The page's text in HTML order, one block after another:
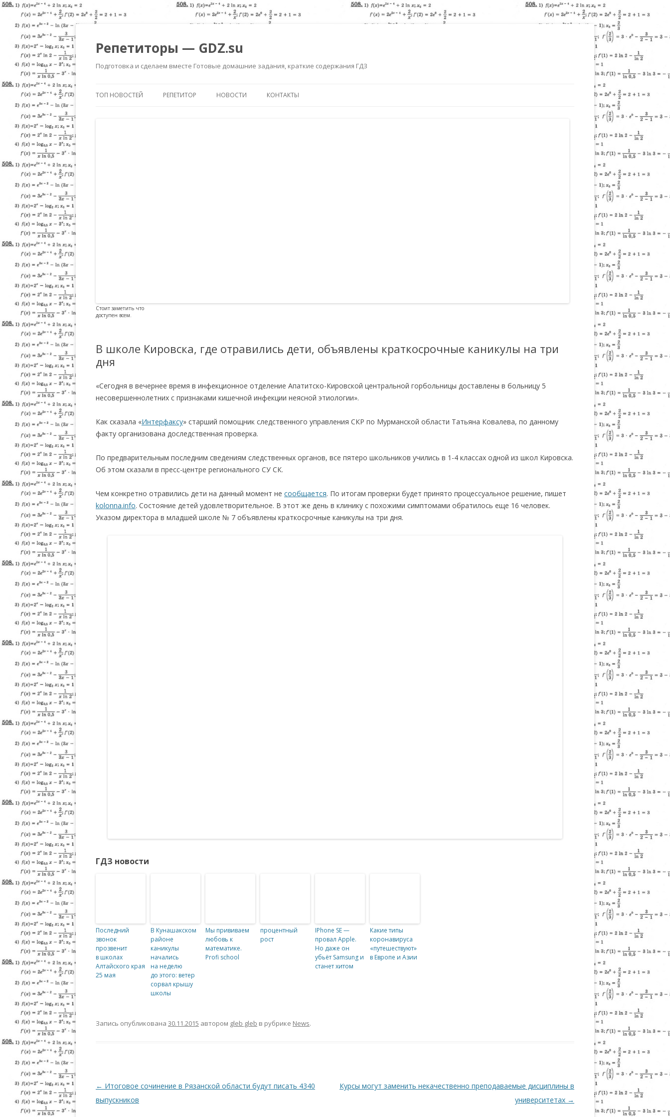
Репетиторы — GDZ.su
Подготовка и сделаем вместе Готовые домашние задания, краткие содержания ГДЗ
ТОП НОВОСТЕЙ РЕПЕТИТОР НОВОСТИ КОНТАКТЫ
Стоит заметить что
доступен всем.
В школе Кировска, где отравились дети, объявлены краткосрочные каникулы на три
дня
«Сегодня в вечернее время в инфекционное отделение Апатитско-Кировской центральной горбольницы доставлены в больницу 5
несовершеннолетних с признаками кишечной инфекции неясной этиологии».
Как сказала «Интерфаксу» старший помощник следственного управления СКР по Мурманской области Татьяна Ковалева, по данному
факту организована доследственная проверка.
По предварительным последним сведениям следственных органов, все пятеро школьников учились в 1-4 классах одной из школ Кировска.
Об этом сказали в пресс-центре регионального СУ СК.
Чем конкретно отравились дети на данный момент не сообщается. По итогам проверки будет принято процессуальное решение, пишет
kolonna.info. Состояние детей удовлетворительное. В этот же день в клинику с похожими симптомами обратилось еще 16 человек.
Указом директора в младшей школе № 7 объявлены краткосрочные каникулы на три дня.
ГДЗ новости
Последний
звонок
прозвенит
в школах
Алтайского края
25 мая
В Кунашакском
районе
каникулы
начались
на неделю
до этого: ветер
сорвал крышу
школы
Мы прививаем
любовь к
математике.
Profi school
процентный
рост
IPhone SE —
провал Apple.
Но даже он
убьёт Samsung и
станет хитом
Какие типы
коронавируса
«путешествуют»
в Европе и Азии
Запись опубликована 30.11.2015 автором gleb gleb в рубрике News.
Навигация по записям
← Итоговое сочинение в Рязанской области будут писать 4340
выпускников
Курсы могут заменить некачественно преподаваемые дисциплины в
университетах →